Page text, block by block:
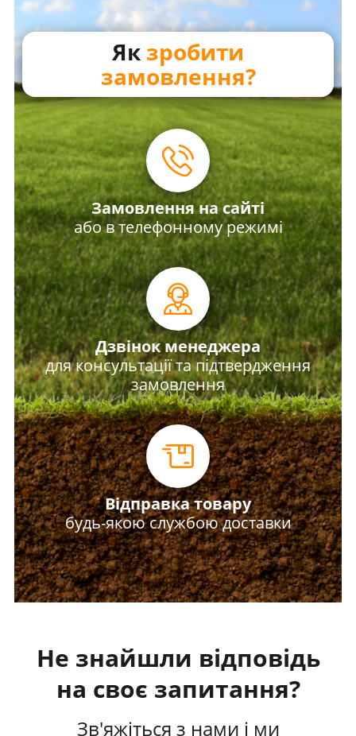
Як зробити
замовлення?
Замовлення на сайті
або в телефонному режимі
Дзвінок менеджера
для консультації та підтвердження
замовлення
Відправка товару
будь-якою службою доставки
Не знайшли відповідь
на своє запитання?
Зв'яжіться з нами і ми